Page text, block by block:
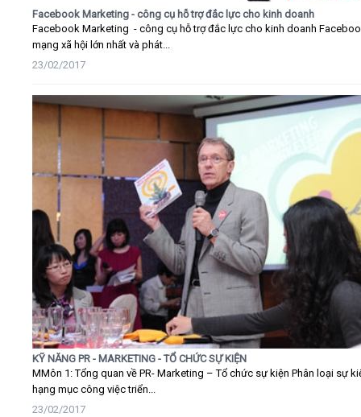
Facebook Marketing - công cụ hỗ trợ đắc lực cho kinh doanh
Facebook Marketing - công cụ hỗ trợ đắc lực cho kinh doanh
mạng xã hội lớn nhất và phát...
23/02/2017
KỸ NĂNG PR - MARKETING - TỔ CHỨC SỰ KIỆN
MMôn 1: Tổng quan về PR- Marketing – Tổ chức sự kiện Phân loại sự
hạng mục công việc triển...
23/02/2017